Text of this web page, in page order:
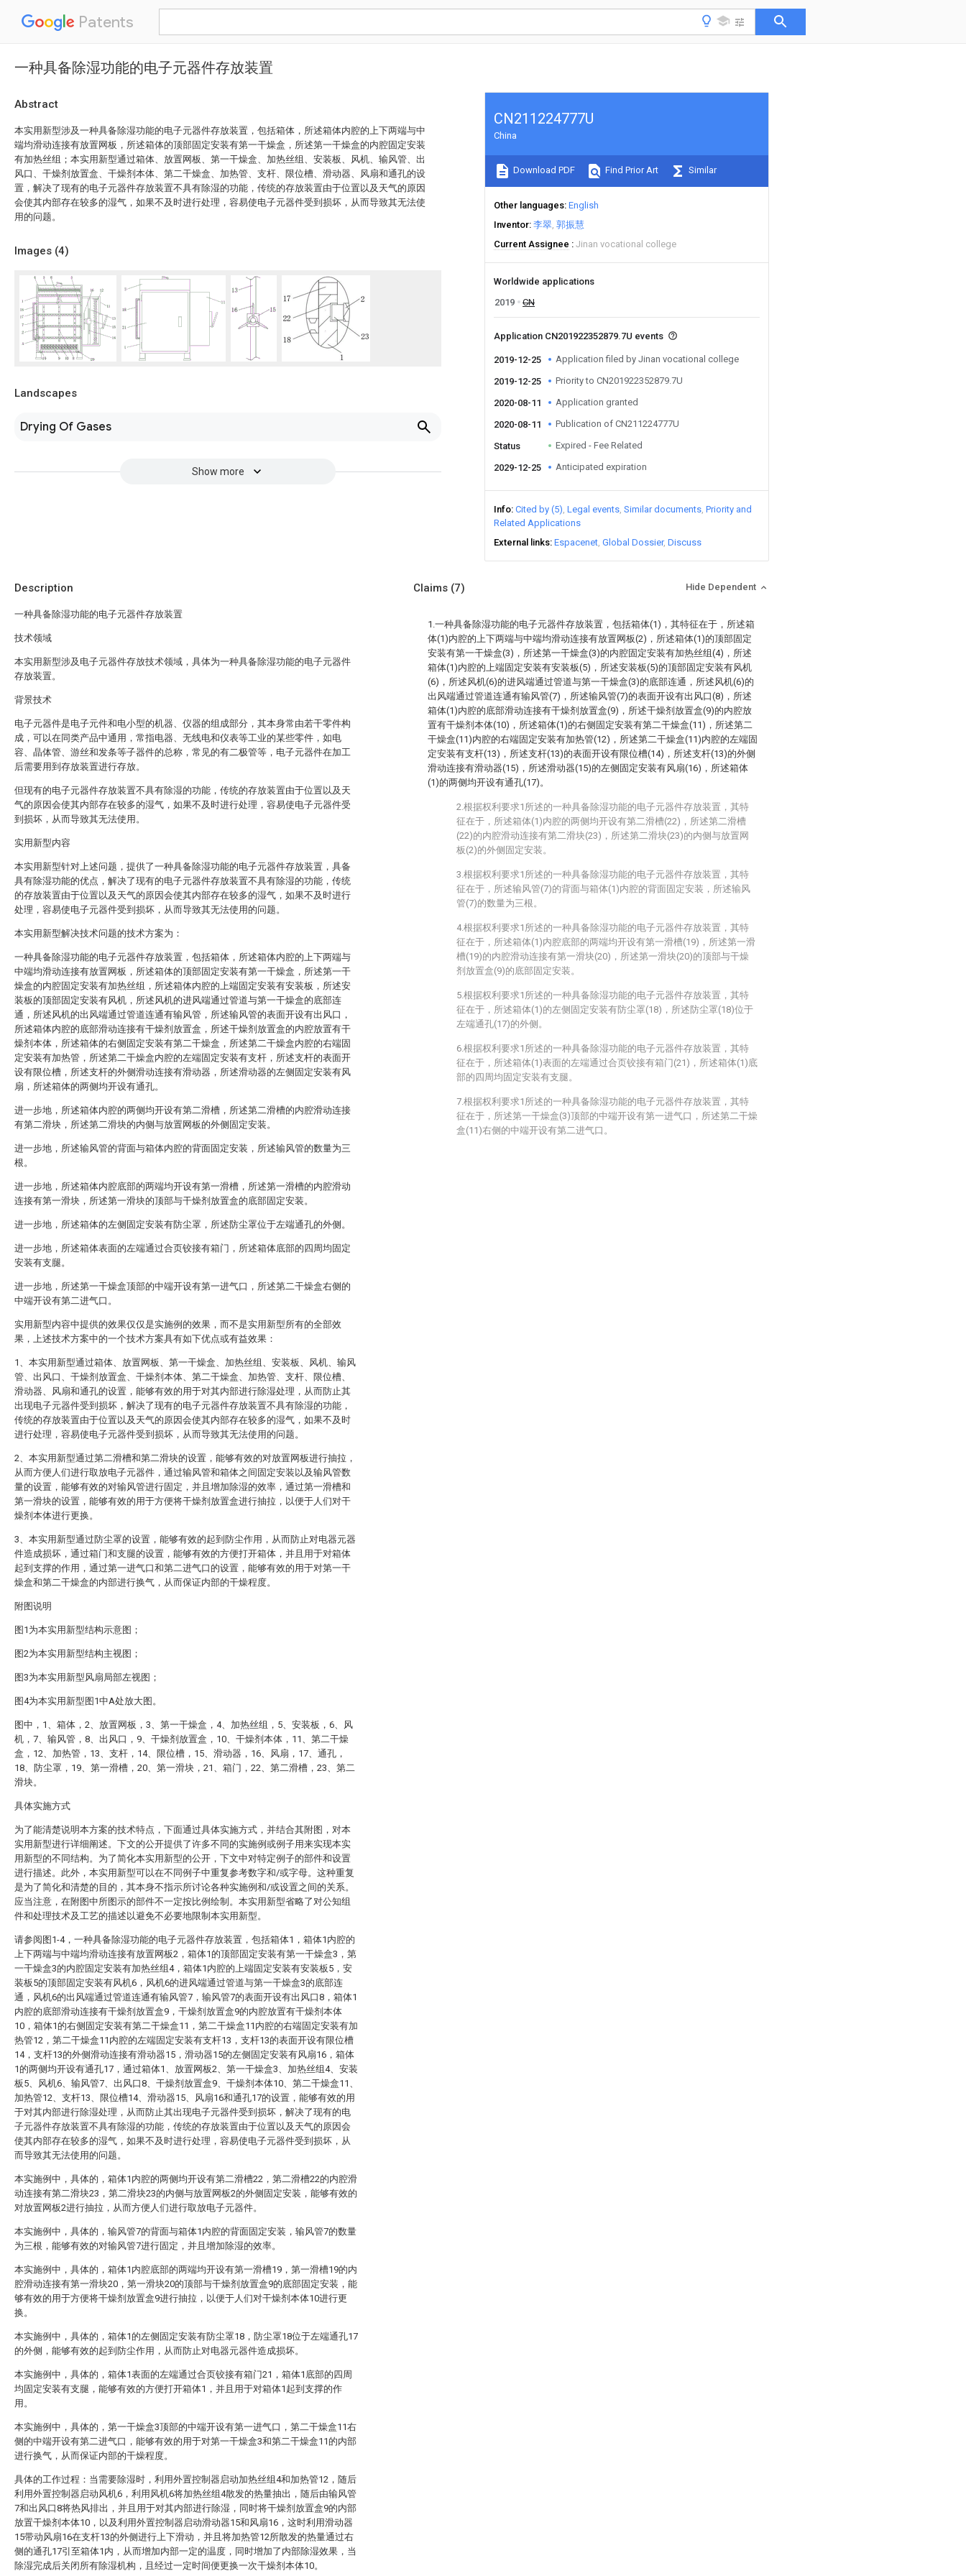
Patents
一种具备除湿功能的电子元器件存放装置
Abstract
本实用新型涉及一种具备除湿功能的电子元器件存放装置，包括箱体，所述箱体内腔的上下两端与中
端均滑动连接有放置网板，所述箱体的顶部固定安装有第一干燥盒，所述第一干燥盒的内腔固定安装
有加热丝组；本实用新型通过箱体、放置网板、第一干燥盒、加热丝组、安装板、风机、输风管、出
风口、干燥剂放置盒、干燥剂本体、第二干燥盒、加热管、支杆、限位槽、滑动器、风扇和通孔的设
置，解决了现有的电子元器件存放装置不具有除湿的功能，传统的存放装置由于位置以及天气的原因
会使其内部存在较多的湿气，如果不及时进行处理，容易使电子元器件受到损坏，从而导致其无法使
用的问题。
Images (4)
Landscapes
Drying Of Gases
Show more
CN211224777U
China
Download PDF Find Prior Art Similar
Other languages English
Inventor 李翠 郭振慧
Current Assignee
Jinan vocational college
Worldwide applications
2019
CN
Application CN201922352879.7U events
2019-12-25 Application filed by Jinan vocational college
2019-12-25 Priority to CN201922352879.7U
2020-08-11 Application granted
2020-08-11 Publication of CN211224777U
Status Expired - Fee Related
2029-12-25 Anticipated expiration
Info Cited by (5) Legal events Similar documents Priority and
Related Applications
External links Espacenet Global Dossier Discuss
Description
一种具备除湿功能的电子元器件存放装置
技术领域
本实用新型涉及电子元器件存放技术领域，具体为一种具备除湿功能的电子元器件
存放装置。
背景技术
电子元器件是电子元件和电小型的机器、仪器的组成部分，其本身常由若干零件构
成，可以在同类产品中通用，常指电器、无线电和仪表等工业的某些零件，如电
容、晶体管、游丝和发条等子器件的总称，常见的有二极管等，电子元器件在加工
后需要用到存放装置进行存放。
但现有的电子元器件存放装置不具有除湿的功能，传统的存放装置由于位置以及天
气的原因会使其内部存在较多的湿气，如果不及时进行处理，容易使电子元器件受
到损坏，从而导致其无法使用。
实用新型内容
本实用新型针对上述问题，提供了一种具备除湿功能的电子元器件存放装置，具备
具有除湿功能的优点，解决了现有的电子元器件存放装置不具有除湿的功能，传统
的存放装置由于位置以及天气的原因会使其内部存在较多的湿气，如果不及时进行
处理，容易使电子元器件受到损坏，从而导致其无法使用的问题。
本实用新型解决技术问题的技术方案为：
一种具备除湿功能的电子元器件存放装置，包括箱体，所述箱体内腔的上下两端与
中端均滑动连接有放置网板，所述箱体的顶部固定安装有第一干燥盒，所述第一干
燥盒的内腔固定安装有加热丝组，所述箱体内腔的上端固定安装有安装板，所述安
装板的顶部固定安装有风机，所述风机的进风端通过管道与第一干燥盒的底部连
通，所述风机的出风端通过管道连通有输风管，所述输风管的表面开设有出风口，
所述箱体内腔的底部滑动连接有干燥剂放置盒，所述干燥剂放置盒的内腔放置有干
燥剂本体，所述箱体的右侧固定安装有第二干燥盒，所述第二干燥盒内腔的右端固
定安装有加热管，所述第二干燥盒内腔的左端固定安装有支杆，所述支杆的表面开
设有限位槽，所述支杆的外侧滑动连接有滑动器，所述滑动器的左侧固定安装有风
扇，所述箱体的两侧均开设有通孔。
进一步地，所述箱体内腔的两侧均开设有第二滑槽，所述第二滑槽的内腔滑动连接
有第二滑块，所述第二滑块的内侧与放置网板的外侧固定安装。
进一步地，所述输风管的背面与箱体内腔的背面固定安装，所述输风管的数量为三
根。
进一步地，所述箱体内腔底部的两端均开设有第一滑槽，所述第一滑槽的内腔滑动
连接有第一滑块，所述第一滑块的顶部与干燥剂放置盒的底部固定安装。
进一步地，所述箱体的左侧固定安装有防尘罩，所述防尘罩位于左端通孔的外侧。
进一步地，所述箱体表面的左端通过合页铰接有箱门，所述箱体底部的四周均固定
安装有支腿。
进一步地，所述第一干燥盒顶部的中端开设有第一进气口，所述第二干燥盒右侧的
中端开设有第二进气口。
实用新型内容中提供的效果仅仅是实施例的效果，而不是实用新型所有的全部效
果，上述技术方案中的一个技术方案具有如下优点或有益效果：
1、本实用新型通过箱体、放置网板、第一干燥盒、加热丝组、安装板、风机、输风
管、出风口、干燥剂放置盒、干燥剂本体、第二干燥盒、加热管、支杆、限位槽、
滑动器、风扇和通孔的设置，能够有效的用于对其内部进行除湿处理，从而防止其
出现电子元器件受到损坏，解决了现有的电子元器件存放装置不具有除湿的功能，
传统的存放装置由于位置以及天气的原因会使其内部存在较多的湿气，如果不及时
进行处理，容易使电子元器件受到损坏，从而导致其无法使用的问题。
2、本实用新型通过第二滑槽和第二滑块的设置，能够有效的对放置网板进行抽拉，
从而方便人们进行取放电子元器件，通过输风管和箱体之间固定安装以及输风管数
量的设置，能够有效的对输风管进行固定，并且增加除湿的效率，通过第一滑槽和
第一滑块的设置，能够有效的用于方便将干燥剂放置盒进行抽拉，以便于人们对干
燥剂本体进行更换。
3、本实用新型通过防尘罩的设置，能够有效的起到防尘作用，从而防止对电器元器
件造成损坏，通过箱门和支腿的设置，能够有效的方便打开箱体，并且用于对箱体
起到支撑的作用，通过第一进气口和第二进气口的设置，能够有效的用于对第一干
燥盒和第二干燥盒的内部进行换气，从而保证内部的干燥程度。
附图说明
图1为本实用新型结构示意图；
图2为本实用新型结构主视图；
图3为本实用新型风扇局部左视图；
图4为本实用新型图1中A处放大图。
图中，1、箱体，2、放置网板，3、第一干燥盒，4、加热丝组，5、安装板，6、风
机，7、输风管，8、出风口，9、干燥剂放置盒，10、干燥剂本体，11、第二干燥
盒，12、加热管，13、支杆，14、限位槽，15、滑动器，16、风扇，17、通孔，
18、防尘罩，19、第一滑槽，20、第一滑块，21、箱门，22、第二滑槽，23、第二
滑块。
具体实施方式
为了能清楚说明本方案的技术特点，下面通过具体实施方式，并结合其附图，对本
实用新型进行详细阐述。下文的公开提供了许多不同的实施例或例子用来实现本实
用新型的不同结构。为了简化本实用新型的公开，下文中对特定例子的部件和设置
进行描述。此外，本实用新型可以在不同例子中重复参考数字和/或字母。这种重复
是为了简化和清楚的目的，其本身不指示所讨论各种实施例和/或设置之间的关系。
应当注意，在附图中所图示的部件不一定按比例绘制。本实用新型省略了对公知组
件和处理技术及工艺的描述以避免不必要地限制本实用新型。
请参阅图1-4，一种具备除湿功能的电子元器件存放装置，包括箱体1，箱体1内腔的
上下两端与中端均滑动连接有放置网板2，箱体1的顶部固定安装有第一干燥盒3，第
一干燥盒3的内腔固定安装有加热丝组4，箱体1内腔的上端固定安装有安装板5，安
装板5的顶部固定安装有风机6，风机6的进风端通过管道与第一干燥盒3的底部连
通，风机6的出风端通过管道连通有输风管7，输风管7的表面开设有出风口8，箱体1
内腔的底部滑动连接有干燥剂放置盒9，干燥剂放置盒9的内腔放置有干燥剂本体
10，箱体1的右侧固定安装有第二干燥盒11，第二干燥盒11内腔的右端固定安装有加
热管12，第二干燥盒11内腔的左端固定安装有支杆13，支杆13的表面开设有限位槽
14，支杆13的外侧滑动连接有滑动器15，滑动器15的左侧固定安装有风扇16，箱体
1的两侧均开设有通孔17，通过箱体1、放置网板2、第一干燥盒3、加热丝组4、安装
板5、风机6、输风管7、出风口8、干燥剂放置盒9、干燥剂本体10、第二干燥盒11、
加热管12、支杆13、限位槽14、滑动器15、风扇16和通孔17的设置，能够有效的用
于对其内部进行除湿处理，从而防止其出现电子元器件受到损坏，解决了现有的电
子元器件存放装置不具有除湿的功能，传统的存放装置由于位置以及天气的原因会
使其内部存在较多的湿气，如果不及时进行处理，容易使电子元器件受到损坏，从
而导致其无法使用的问题。
本实施例中，具体的，箱体1内腔的两侧均开设有第二滑槽22，第二滑槽22的内腔滑
动连接有第二滑块23，第二滑块23的内侧与放置网板2的外侧固定安装，能够有效的
对放置网板2进行抽拉，从而方便人们进行取放电子元器件。
本实施例中，具体的，输风管7的背面与箱体1内腔的背面固定安装，输风管7的数量
为三根，能够有效的对输风管7进行固定，并且增加除湿的效率。
本实施例中，具体的，箱体1内腔底部的两端均开设有第一滑槽19，第一滑槽19的内
腔滑动连接有第一滑块20，第一滑块20的顶部与干燥剂放置盒9的底部固定安装，能
够有效的用于方便将干燥剂放置盒9进行抽拉，以便于人们对干燥剂本体10进行更
换。
本实施例中，具体的，箱体1的左侧固定安装有防尘罩18，防尘罩18位于左端通孔17
的外侧，能够有效的起到防尘作用，从而防止对电器元器件造成损坏。
本实施例中，具体的，箱体1表面的左端通过合页铰接有箱门21，箱体1底部的四周
均固定安装有支腿，能够有效的方便打开箱体1，并且用于对箱体1起到支撑的作
用。
本实施例中，具体的，第一干燥盒3顶部的中端开设有第一进气口，第二干燥盒11右
侧的中端开设有第二进气口，能够有效的用于对第一干燥盒3和第二干燥盒11的内部
进行换气，从而保证内部的干燥程度。
具体的工作过程：当需要除湿时，利用外置控制器启动加热丝组4和加热管12，随后
利用外置控制器启动风机6，利用风机6将加热丝组4散发的热量抽出，随后由输风管
7和出风口8将热风排出，并且用于对其内部进行除湿，同时将干燥剂放置盒9的内部
放置干燥剂本体10，以及利用外置控制器启动滑动器15和风扇16，这时利用滑动器
15带动风扇16在支杆13的外侧进行上下滑动，并且将加热管12所散发的热量通过右
侧的通孔17引至箱体1内，从而增加内部一定的温度，同时增加了内部除湿效果，当
除湿完成后关闭所有除湿机构，且经过一定时间便更换一次干燥剂本体10。
Claims (7) Hide Dependent
1.一种具备除湿功能的电子元器件存放装置，包括箱体(1)，其特征在于，所述箱
体(1)内腔的上下两端与中端均滑动连接有放置网板(2)，所述箱体(1)的顶部固定
安装有第一干燥盒(3)，所述第一干燥盒(3)的内腔固定安装有加热丝组(4)，所述
箱体(1)内腔的上端固定安装有安装板(5)，所述安装板(5)的顶部固定安装有风机
(6)，所述风机(6)的进风端通过管道与第一干燥盒(3)的底部连通，所述风机(6)的
出风端通过管道连通有输风管(7)，所述输风管(7)的表面开设有出风口(8)，所述
箱体(1)内腔的底部滑动连接有干燥剂放置盒(9)，所述干燥剂放置盒(9)的内腔放
置有干燥剂本体(10)，所述箱体(1)的右侧固定安装有第二干燥盒(11)，所述第二
干燥盒(11)内腔的右端固定安装有加热管(12)，所述第二干燥盒(11)内腔的左端固
定安装有支杆(13)，所述支杆(13)的表面开设有限位槽(14)，所述支杆(13)的外侧
滑动连接有滑动器(15)，所述滑动器(15)的左侧固定安装有风扇(16)，所述箱体
(1)的两侧均开设有通孔(17)。
2.根据权利要求1所述的一种具备除湿功能的电子元器件存放装置，其特
征在于，所述箱体(1)内腔的两侧均开设有第二滑槽(22)，所述第二滑槽
(22)的内腔滑动连接有第二滑块(23)，所述第二滑块(23)的内侧与放置网
板(2)的外侧固定安装。
3.根据权利要求1所述的一种具备除湿功能的电子元器件存放装置，其特
征在于，所述输风管(7)的背面与箱体(1)内腔的背面固定安装，所述输风
管(7)的数量为三根。
4.根据权利要求1所述的一种具备除湿功能的电子元器件存放装置，其特
征在于，所述箱体(1)内腔底部的两端均开设有第一滑槽(19)，所述第一滑
槽(19)的内腔滑动连接有第一滑块(20)，所述第一滑块(20)的顶部与干燥
剂放置盒(9)的底部固定安装。
5.根据权利要求1所述的一种具备除湿功能的电子元器件存放装置，其特
征在于，所述箱体(1)的左侧固定安装有防尘罩(18)，所述防尘罩(18)位于
左端通孔(17)的外侧。
6.根据权利要求1所述的一种具备除湿功能的电子元器件存放装置，其特
征在于，所述箱体(1)表面的左端通过合页铰接有箱门(21)，所述箱体(1)底
部的四周均固定安装有支腿。
7.根据权利要求1所述的一种具备除湿功能的电子元器件存放装置，其特
征在于，所述第一干燥盒(3)顶部的中端开设有第一进气口，所述第二干燥
盒(11)右侧的中端开设有第二进气口。